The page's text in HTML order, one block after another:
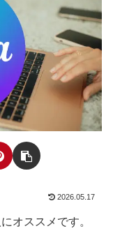
2026.05.17
オススメです。